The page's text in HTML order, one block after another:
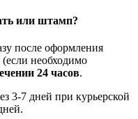
или штамп?
после оформления
(если необходимо
24 часов.
3-7 дней при курьерской